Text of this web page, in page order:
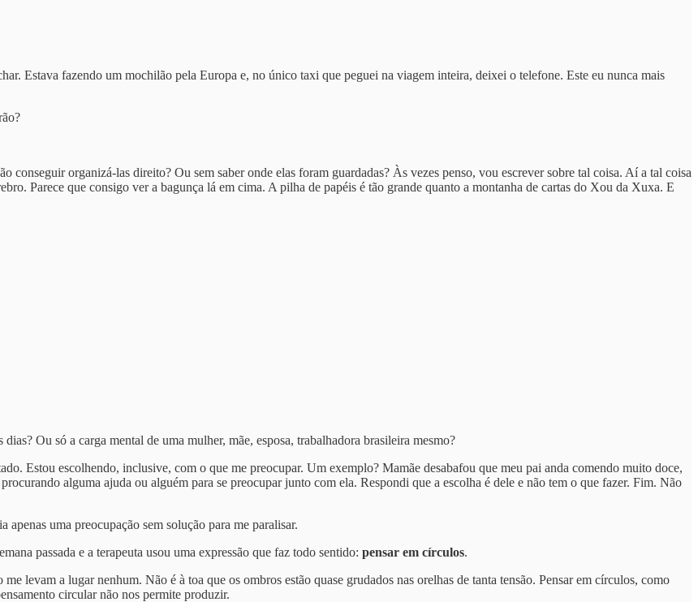
Estava fazendo um mochilão pela Europa e, no único taxi que peguei na viagem inteira, deixei o telefone. Este eu nunca mais
conseguir organizá-las direito? Ou sem saber onde elas foram guardadas? Às vezes penso, vou escrever sobre tal coisa. Aí a tal coisa
Parece que consigo ver a bagunça lá em cima. A pilha de papéis é tão grande quanto a montanha de cartas do Xou da Xuxa. E
Ou só a carga mental de uma mulher, mãe, esposa, trabalhadora brasileira mesmo?
Estou escolhendo, inclusive, com o que me preocupar. Um exemplo? Mamãe desabafou que meu pai anda comendo muito doce,
alguma ajuda ou alguém para se preocupar junto com ela. Respondi que a escolha é dele e não tem o que fazer. Fim. Não
apenas uma preocupação sem solução para me paralisar.
passada e a terapeuta usou uma expressão que faz todo sentido: pensar em círculos.
levam a lugar nenhum. Não é à toa que os ombros estão quase grudados nas orelhas de tanta tensão. Pensar em círculos, como
circular não nos permite produzir.